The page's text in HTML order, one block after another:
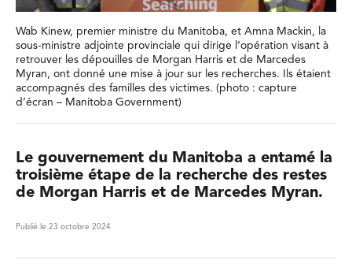
Wab Kinew, premier ministre du Manitoba, et Amna Mackin, la
sous-ministre adjointe provinciale qui dirige l’opération visant à
retrouver les dépouilles de Morgan Harris et de Marcedes
Myran, ont donné une mise à jour sur les recherches. Ils étaient
accompagnés des familles des victimes. (photo : capture
d’écran – Manitoba Government)
Le gouvernement du Manitoba a entamé la
troisième étape de la recherche des restes
de Morgan Harris et de Marcedes Myran.
Publié le 23 octobre 2024